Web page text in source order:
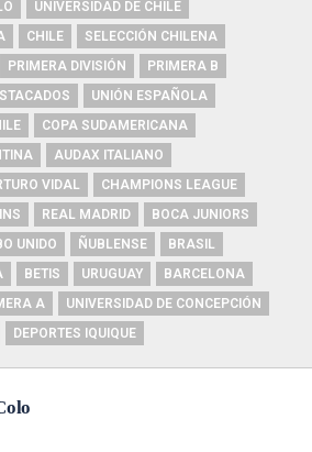
UNIVERSIDAD DE CHILE
CHILE
SELECCIÓN CHILENA
PRIMERA DIVISIÓN
PRIMERA B
UNIÓN ESPAÑOLA
COPA SUDAMERICANA
AUDAX ITALIANO
VIDAL
CHAMPIONS LEAGUE
REAL MADRID
BOCA JUNIORS
UNIDO ÑUBLENSE
BRASIL
BETIS URUGUAY
BARCELONA
A
UNIVERSIDAD DE CONCEPCIÓN
DEPORTES IQUIQUE